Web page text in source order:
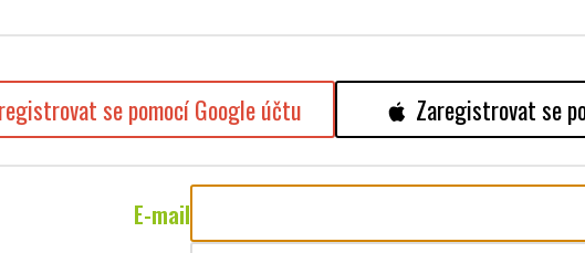
se pomocí Google účtu Zaregistrovat se
E-mail